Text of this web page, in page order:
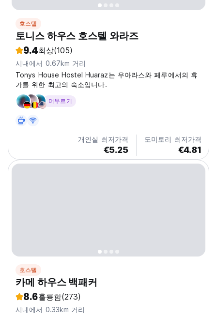
호스텔
토니스 하우스 호스텔 와라즈
9.4최상(105)
시내에서 0.67km 거리
Tonys House Hostel Huaraz는 우아라스와 페루에서의 휴
가를 위한 최고의 숙소입니다.
머무르기
개인실 최저가격
€5.25
도미토리 최저가격
€4.81
호스텔
카메 하우스 백패커
8.6훌륭함(273)
시내에서 0.33km 거리